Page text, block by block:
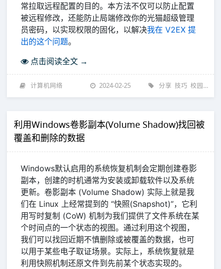
常拉取远程配置的目的。本方法不仅可以防止配置
被远程修改，还能防止局端修改你的光猫超级管理
员密码，以实现权限的固化，以解决我在 V2EX 提
出的这个问题。
点击阅读全文 →
计算机网络 2024-02-25 分享 技巧 校园网
利用Windows卷影副本(Volume Shadow)找回被
覆盖和删除的数据
Windows默认启用的系统恢复机制会定期创建卷影
副本，创建的时机通常为安装或卸载软件以及系统
更新。卷影副本 (Volume Shadow) 实际上就是我
们在 Linux 上经常提到的 “快照(Snapshot)”，它利
用写时复制 (CoW) 机制为我们提供了文件系统在某
个时间点的一个状态的视图。通过利用这个视图，
我们可以找回近期不慎删除或被覆盖的数据，也可
以用于某些电子取证场景。实际上，系统恢复就是
利用快照机制还原文件到先前某个状态实现的。